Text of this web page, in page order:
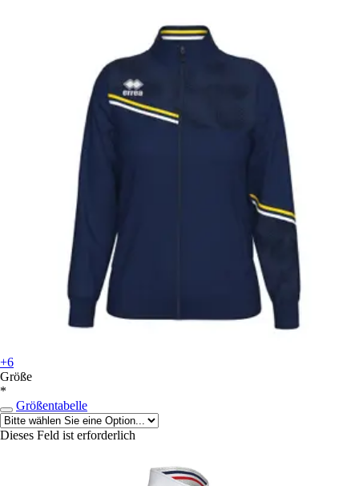
+6
Größe
*
Größentabelle
Dieses Feld ist erforderlich